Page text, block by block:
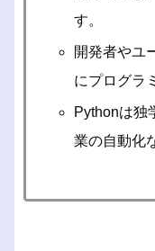
す。
開発者やユ
にプログラ
Pythonは独
業の自動化